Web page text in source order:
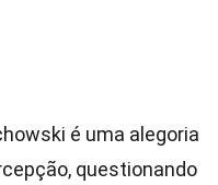
é uma alegoria
questionando